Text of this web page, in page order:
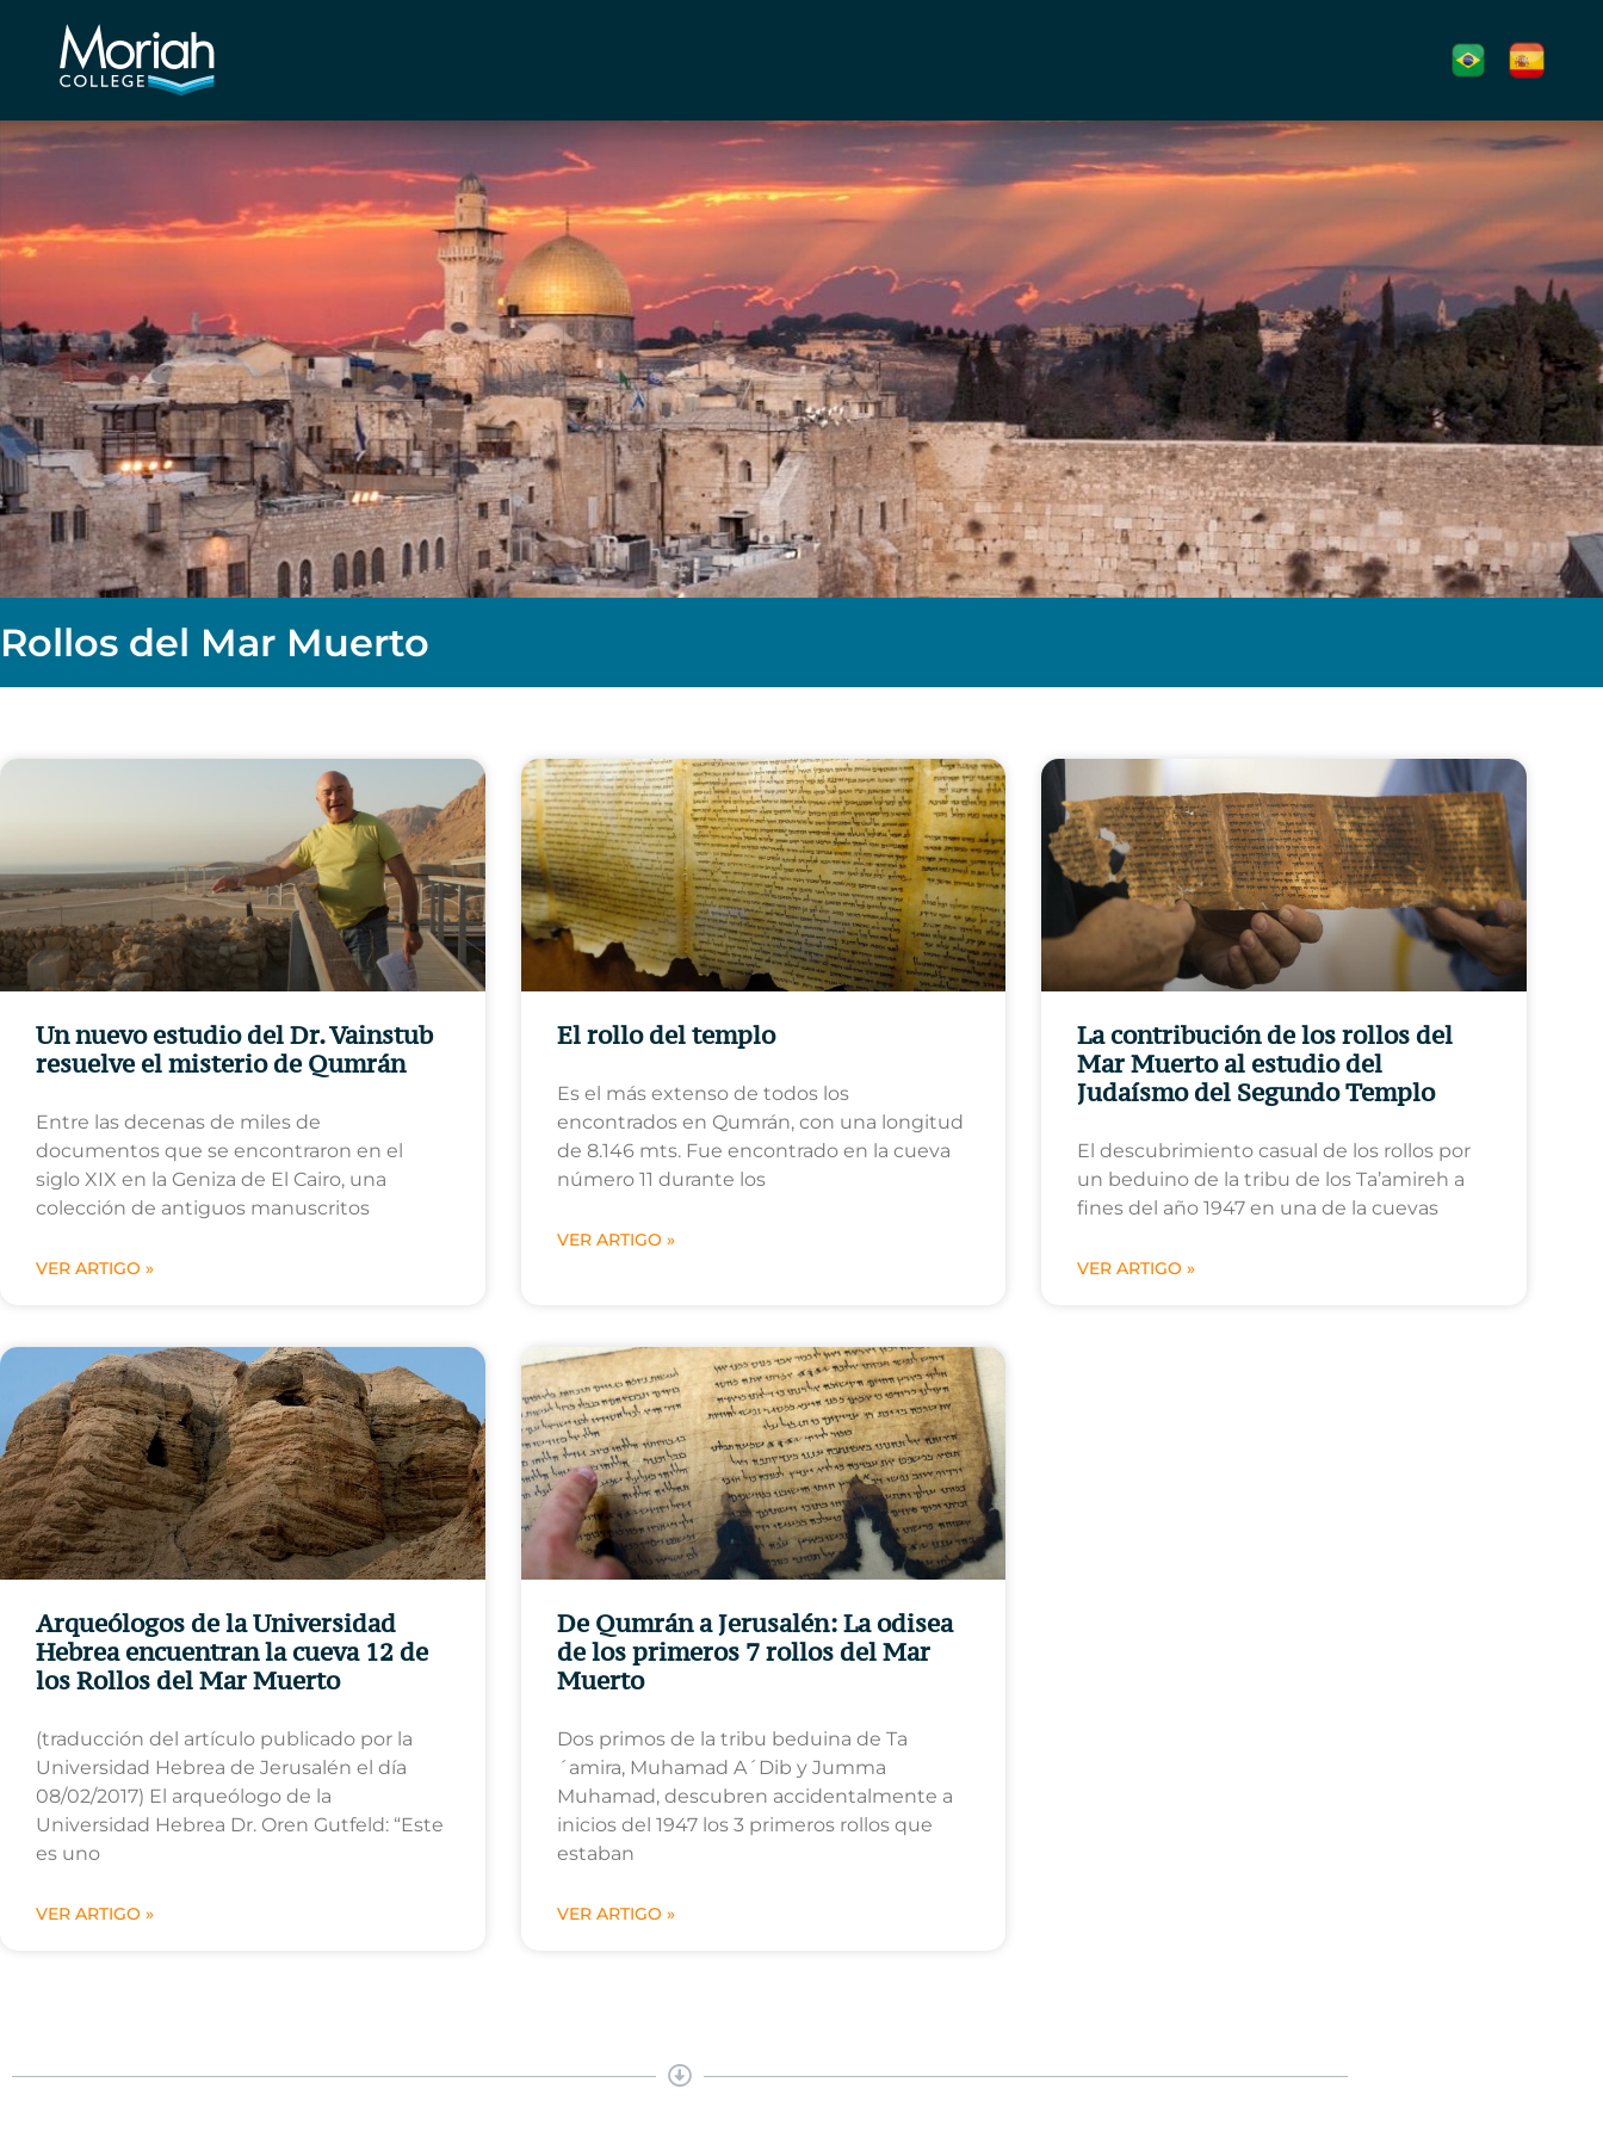
Rollos del Mar Muerto
Un nuevo estudio del Dr. Vainstub
resuelve el misterio de Qumrán
Entre las decenas de miles de
documentos que se encontraron en el
siglo XIX en la Geniza de El Cairo, una
colección de antiguos manuscritos
VER ARTIGO »
El rollo del templo
Es el más extenso de todos los
encontrados en Qumrán, con una longitud
de 8.146 mts. Fue encontrado en la cueva
número 11 durante los
VER ARTIGO »
La contribución de los rollos del
Mar Muerto al estudio del
Judaísmo del Segundo Templo
El descubrimiento casual de los rollos por
un beduino de la tribu de los Ta’amireh a
fines del año 1947 en una de la cuevas
VER ARTIGO »
Arqueólogos de la Universidad
Hebrea encuentran la cueva 12 de
los Rollos del Mar Muerto
(traducción del artículo publicado por la
Universidad Hebrea de Jerusalén el día
08/02/2017) El arqueólogo de la
Universidad Hebrea Dr. Oren Gutfeld: “Este
es uno
VER ARTIGO »
De Qumrán a Jerusalén: La odisea
de los primeros 7 rollos del Mar
Muerto
Dos primos de la tribu beduina de Ta
´amira, Muhamad A´Dib y Jumma
Muhamad, descubren accidentalmente a
inicios del 1947 los 3 primeros rollos que
estaban
VER ARTIGO »